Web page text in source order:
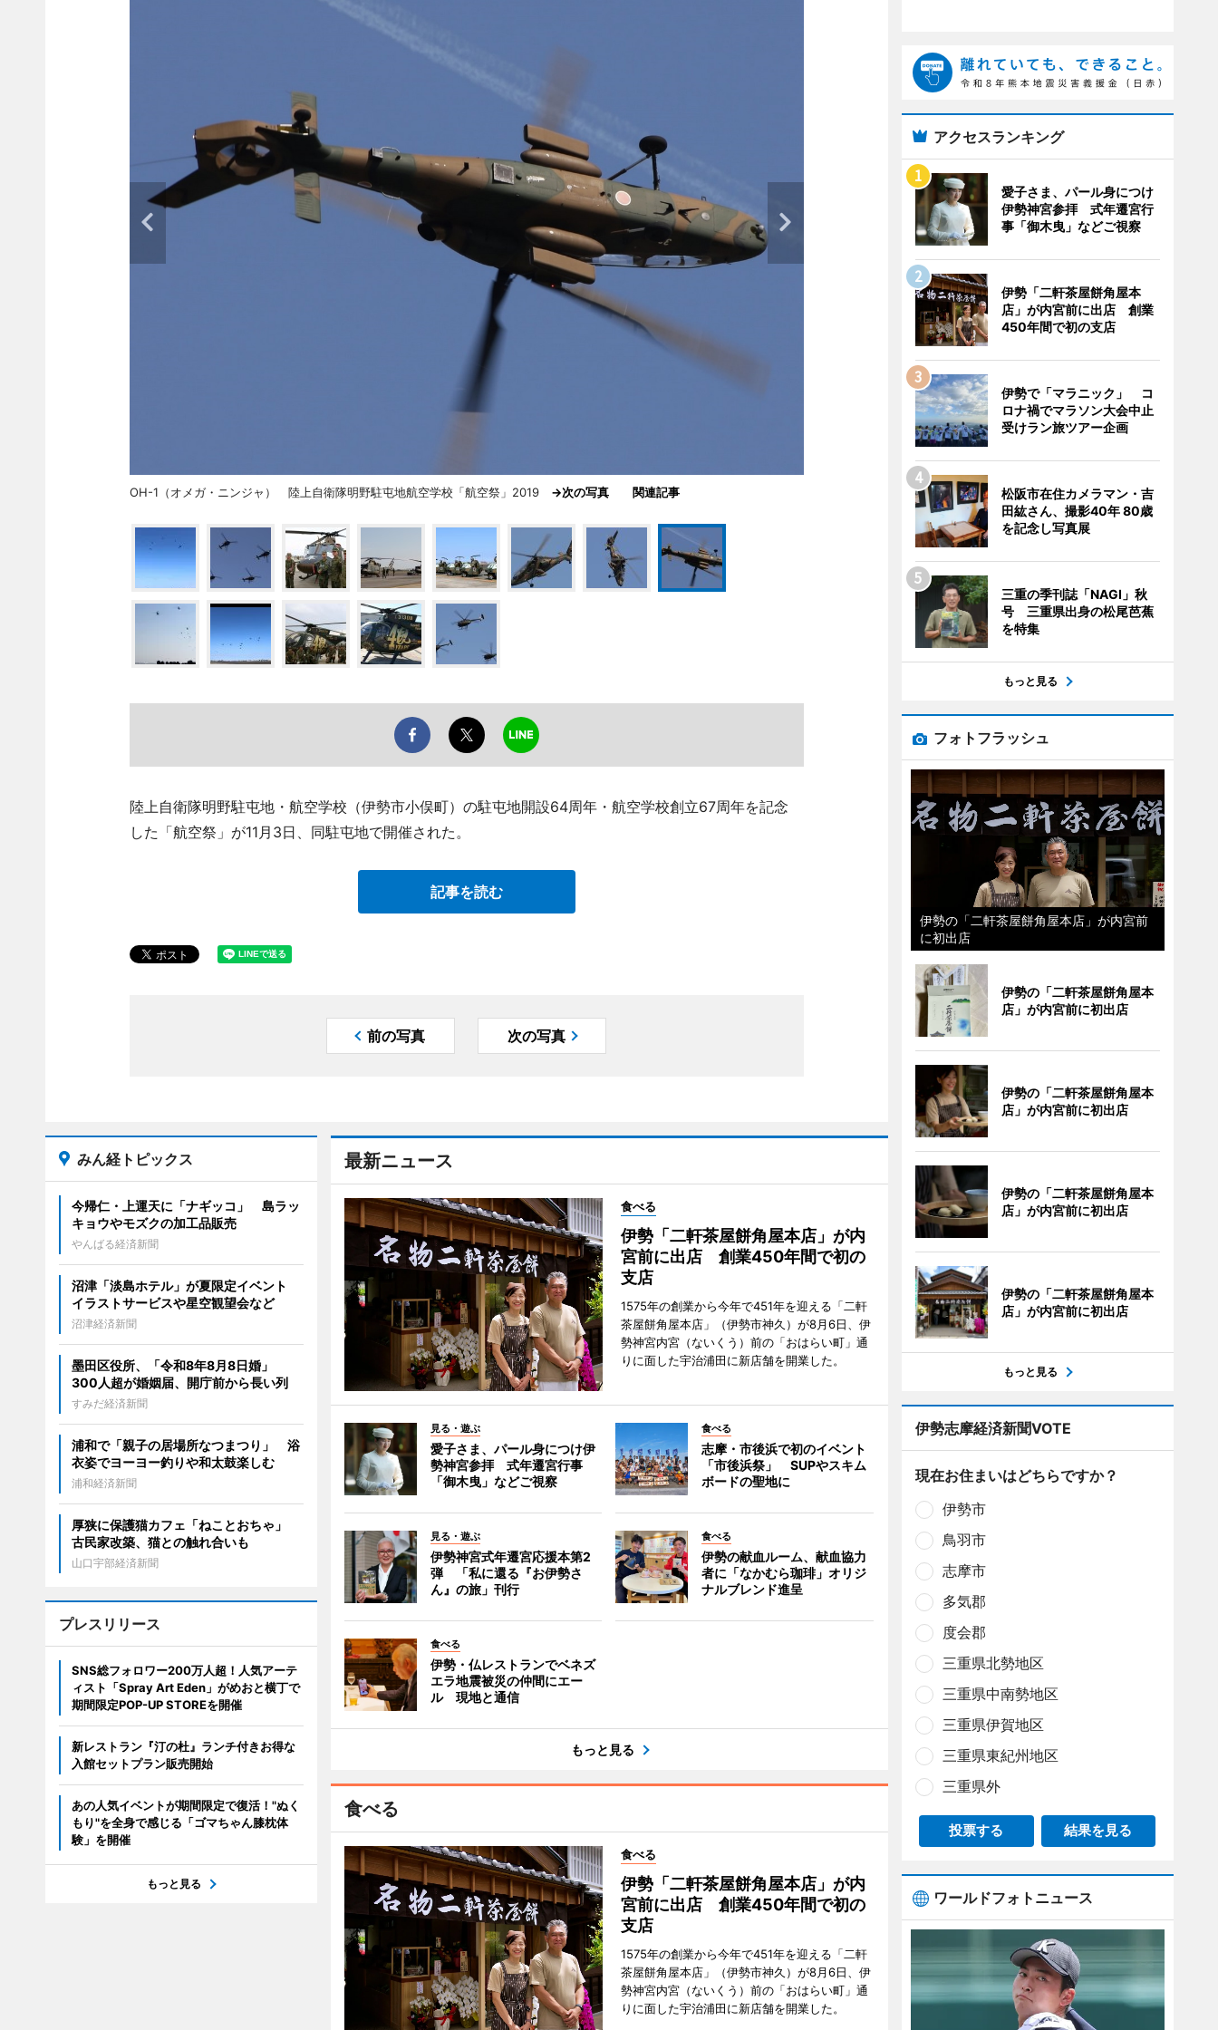
OH-1（オメガ・ニンジャ） 陸上自衛隊明野駐屯地航空学校「航空祭」2019 →次の写真 関連記事
陸上自衛隊明野駐屯地・航空学校（伊勢市小俣町）の駐屯地開設64周年・航空学校創立67周年を記念
した「航空祭」が11月3日、同駐屯地で開催された。
記事を読む
前の写真 次の写真
最新ニュース
食べる
伊勢「二軒茶屋餅角屋本店」が内
宮前に出店 創業450年間で初の
支店
1575年の創業から今年で451年を迎える「二軒
茶屋餅角屋本店」（伊勢市神久）が8月6日、伊
勢神宮内宮（ないくう）前の「おはらい町」通
りに面した宇治浦田に新店舗を開業した。
見る・遊ぶ
愛子さま、パール身につけ伊
勢神宮参拝 式年遷宮行事
「御木曳」などご視察
食べる
志摩・市後浜で初のイベント
「市後浜祭」 SUPやスキム
ボードの聖地に
見る・遊ぶ
伊勢神宮式年遷宮応援本第2
弾 「私に還る『お伊勢さ
ん』の旅」刊行
食べる
伊勢の献血ルーム、献血協力
者に「なかむら珈琲」オリジ
ナルブレンド進呈
食べる
伊勢・仏レストランでベネズ
エラ地震被災の仲間にエー
ル 現地と通信
もっと見る
食べる
食べる
伊勢「二軒茶屋餅角屋本店」が内
宮前に出店 創業450年間で初の
支店
1575年の創業から今年で451年を迎える「二軒
茶屋餅角屋本店」（伊勢市神久）が8月6日、伊
勢神宮内宮（ないくう）前の「おはらい町」通
りに面した宇治浦田に新店舗を開業した。
みん経トピックス
今帰仁・上運天に「ナギッコ」 島ラッ
キョウやモズクの加工品販売
やんばる経済新聞
沼津「淡島ホテル」が夏限定イベント
イラストサービスや星空観望会など
沼津経済新聞
墨田区役所、「令和8年8月8日婚」
300人超が婚姻届、開庁前から長い列
すみだ経済新聞
浦和で「親子の居場所なつまつり」 浴
衣姿でヨーヨー釣りや和太鼓楽しむ
浦和経済新聞
厚狭に保護猫カフェ「ねことおちゃ」
古民家改築、猫との触れ合いも
山口宇部経済新聞
プレスリリース
SNS総フォロワー200万人超！人気アーテ
ィスト「Spray Art Eden」がめおと横丁で
期間限定POP-UP STOREを開催
新レストラン『汀の杜』ランチ付きお得な
入館セットプラン販売開始
あの人気イベントが期間限定で復活！"ぬく
もり"を全身で感じる「ゴマちゃん膝枕体
験」を開催
もっと見る
アクセスランキング
愛子さま、パール身につけ
伊勢神宮参拝 式年遷宮行
事「御木曳」などご視察
伊勢「二軒茶屋餅角屋本
店」が内宮前に出店 創業
450年間で初の支店
伊勢で「マラニック」 コ
ロナ禍でマラソン大会中止
受けラン旅ツアー企画
松阪市在住カメラマン・吉
田紘さん、撮影40年 80歳
を記念し写真展
三重の季刊誌「NAGI」秋
号 三重県出身の松尾芭蕉
を特集
もっと見る
フォトフラッシュ
伊勢の「二軒茶屋餅角屋本店」が内宮前
に初出店
伊勢の「二軒茶屋餅角屋本
店」が内宮前に初出店
伊勢の「二軒茶屋餅角屋本
店」が内宮前に初出店
伊勢の「二軒茶屋餅角屋本
店」が内宮前に初出店
伊勢の「二軒茶屋餅角屋本
店」が内宮前に初出店
もっと見る
伊勢志摩経済新聞VOTE
現在お住まいはどちらですか？
伊勢市
鳥羽市
志摩市
多気郡
度会郡
三重県北勢地区
三重県中南勢地区
三重県伊賀地区
三重県東紀州地区
三重県外
投票する 結果を見る
ワールドフォトニュース